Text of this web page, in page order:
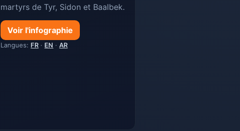
martyrs de Tyr, Sidon et Baalbek.
Voir l'infographie
Langues: FR · EN ·AR